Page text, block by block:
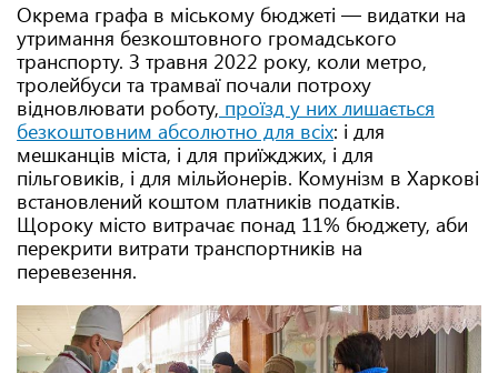
Окрема графа в міському бюджеті — видатки на
утримання безкоштовного громадського
транспорту. З травня 2022 року, коли метро,
тролейбуси та трамваї почали потроху
відновлювати роботу, проїзд у них лишається
безкоштовним абсолютно для всіх: і для
мешканців міста, і для приїжджих, і для
пільговиків, і для мільйонерів. Комунізм в Харкові
встановлений коштом платників податків.
Щороку місто витрачає понад 11% бюджету, аби
перекрити витрати транспортників на
перевезення.